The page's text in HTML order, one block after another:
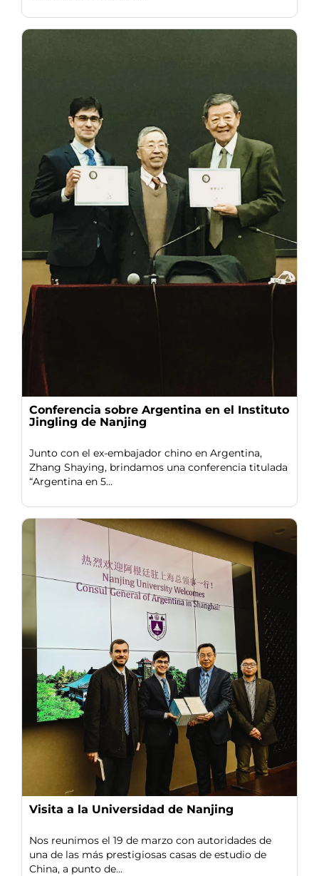
Conferencia sobre Argentina en el Instituto
Jingling de Nanjing
Junto con el ex-embajador chino en Argentina,
Zhang Shaying, brindamos una conferencia titulada
“Argentina en 5...
Visita a la Universidad de Nanjing
Nos reunimos el 19 de marzo con autoridades de
una de las más prestigiosas casas de estudio de
China, a punto de...